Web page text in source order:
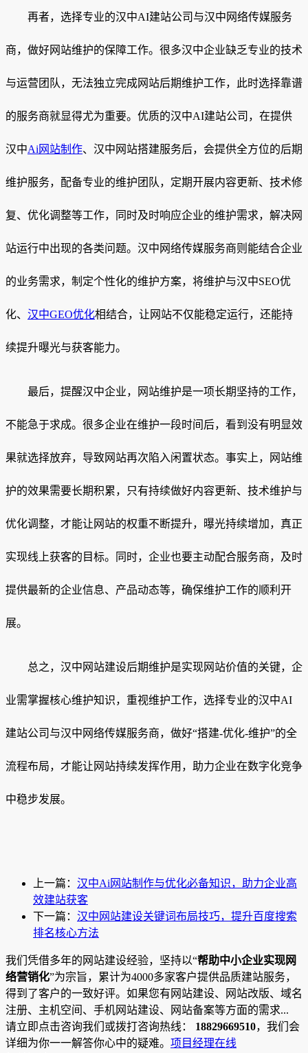
再者，选择专业的汉中AI建站公司与汉中网络传媒服务
商，做好网站维护的保障工作。很多汉中企业缺乏专业的技术
与运营团队，无法独立完成网站后期维护工作，此时选择靠谱
的服务商就显得尤为重要。优质的汉中AI建站公司，在提供
汉中Ai网站制作、汉中网站搭建服务后，会提供全方位的后期
维护服务，配备专业的维护团队，定期开展内容更新、技术修
复、优化调整等工作，同时及时响应企业的维护需求，解决网
站运行中出现的各类问题。汉中网络传媒服务商则能结合企业
的业务需求，制定个性化的维护方案，将维护与汉中SEO优
化、 汉中GEO优化相结合，让网站不仅能稳定运行，还能持
续提升曝光与获客能力。
最后，提醒汉中企业，网站维护是一项长期坚持的工作，
不能急于求成。很多企业在维护一段时间后，看到没有明显效
果就选择放弃，导致网站再次陷入闲置状态。事实上，网站维
护的效果需要长期积累，只有持续做好内容更新、技术维护与
优化调整，才能让网站的权重不断提升，曝光持续增加，真正
实现线上获客的目标。同时，企业也要主动配合服务商，及时
提供最新的企业信息、产品动态等，确保维护工作的顺利开
展。
总之，汉中网站建设后期维护是实现网站价值的关键，企
业需掌握核心维护知识，重视维护工作，选择专业的汉中AI
建站公司与汉中网络传媒服务商，做好“搭建-优化-维护”的全
流程布局，才能让网站持续发挥作用，助力企业在数字化竞争
中稳步发展。
上一篇： 汉中Ai网站制作与优化必备知识，助力企业高
效建站获客
下一篇： 汉中网站建设关键词布局技巧，提升百度搜索
排名核心方法
我们凭借多年的网站建设经验，坚持以“帮助中小企业实现网
络营销化”为宗旨，累计为4000多家客户提供品质建站服务，
得到了客户的一致好评。如果您有网站建设、网站改版、域名
注册、主机空间、手机网站建设、网站备案等方面的需求...
请立即点击咨询我们或拨打咨询热线：
18829669510，我们会
详细为你一一解答你心中的疑难。 项目经理在线